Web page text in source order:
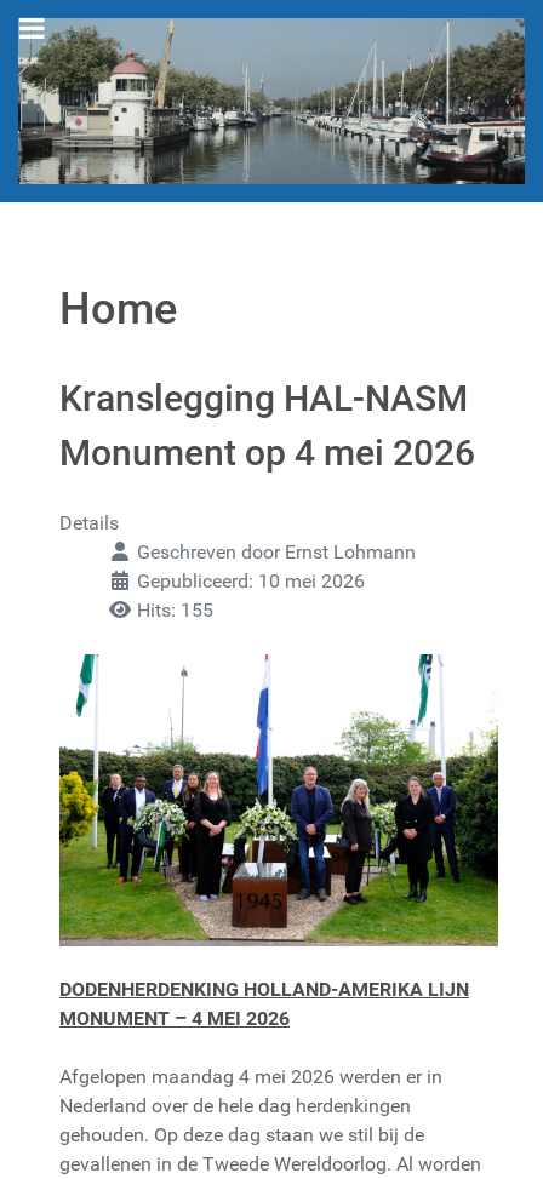
Home
Kranslegging HAL-NASM
Monument op 4 mei 2026
Details
Geschreven door Ernst Lohmann
Gepubliceerd: 10 mei 2026
Hits: 155
DODENHERDENKING HOLLAND-AMERIKA LIJN
MONUMENT – 4 MEI 2026
Afgelopen maandag 4 mei 2026 werden er in
Nederland over de hele dag herdenkingen
gehouden. Op deze dag staan we stil bij de
gevallenen in de Tweede Wereldoorlog. Al worden